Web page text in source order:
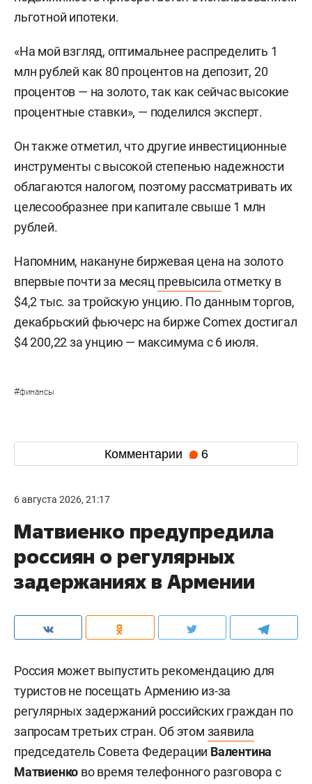
льготной ипотеки.
«На мой взгляд, оптимальнее распределить 1
млн рублей как 80 процентов на депозит, 20
процентов — на золото, так как сейчас высокие
процентные ставки», — поделился эксперт.
Он также отметил, что другие инвестиционные
инструменты с высокой степенью надежности
облагаются налогом, поэтому рассматривать их
целесообразнее при капитале свыше 1 млн
рублей.
Напомним, накануне биржевая цена на золото
впервые почти за месяцпревысилаотметку в
$4,2 тыс. за тройскую унцию. По данным торгов,
декабрьский фьючерс на бирже Comex достигал
$4 200,22 за унцию — максимума с 6 июля.
#финансы
Комментарии 6
6 августа 2026, 21:17
Матвиенко предупредила
россиян о регулярных
задержаниях в Армении
Россия может выпустить рекомендацию для
туристов не посещать Армению из-за
регулярных задержаний российских граждан по
запросам третьих стран. Об этом заявила
председатель Совета Федерации Валентина
Матвиенко во время телефонного разговора с